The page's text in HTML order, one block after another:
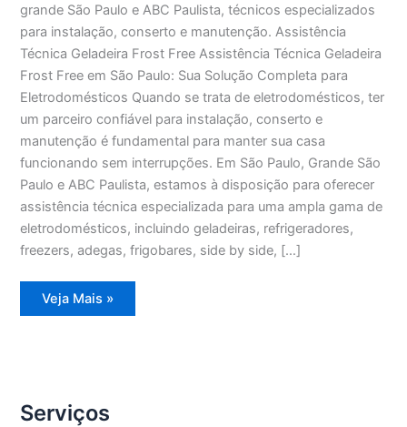
grande São Paulo e ABC Paulista, técnicos especializados
para instalação, conserto e manutenção. Assistência
Técnica Geladeira Frost Free Assistência Técnica Geladeira
Frost Free em São Paulo: Sua Solução Completa para
Eletrodomésticos Quando se trata de eletrodomésticos, ter
um parceiro confiável para instalação, conserto e
manutenção é fundamental para manter sua casa
funcionando sem interrupções. Em São Paulo, Grande São
Paulo e ABC Paulista, estamos à disposição para oferecer
assistência técnica especializada para uma ampla gama de
eletrodomésticos, incluindo geladeiras, refrigeradores,
freezers, adegas, frigobares, side by side, […]
Assistência
Técnica
Veja Mais »
Serviços